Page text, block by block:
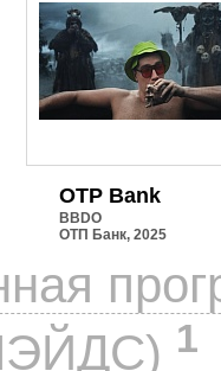
OTP Bank
BBDO
ОТП Банк, 2025
1